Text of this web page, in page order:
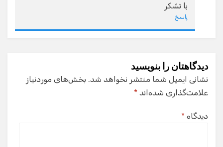
با تشکر
پاسخ
دیدگاهتان را بنویسید
نشانی ایمیل شما منتشر نخواهد شد. بخش‌های موردنیاز
علامت‌گذاری شده‌اند *
دیدگاه *